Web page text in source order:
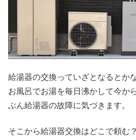
給湯器の交換っていざとなるとか
お風呂でお湯を毎日沸かして今か
ぶん給湯器の故障に気づきます。
そこから給湯器交換はどこで頼む